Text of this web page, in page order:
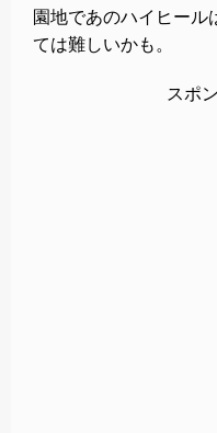
園地であのハイヒー
ては難しいかも。
スポ